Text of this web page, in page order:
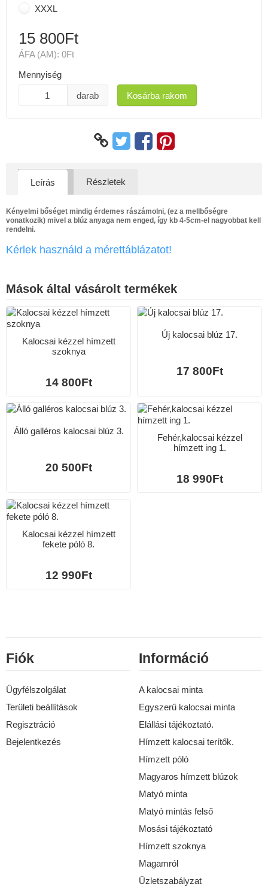
XXXL
15 800Ft
ÁFA (AM): 0Ft
Mennyiség
darab Kosárba rakom
Leírás Részletek
Kényelmi bőséget mindig érdemes rászámolni, (ez a mellbőségre
vonatkozik) mivel a blúz anyaga nem enged, így kb 4-5cm-el nagyobbat kell
rendelni.
Kérlek használd a mérettáblázatot!
Mások által vásárolt termékek
Kalocsai kézzel hímzett
szoknya
14 800Ft
Új kalocsai blúz 17.
17 800Ft
Álló galléros kalocsai blúz 3.
20 500Ft
Fehér,kalocsai kézzel
hímzett ing 1.
18 990Ft
Kalocsai kézzel hímzett
fekete póló 8.
12 990Ft
Fiók
Ügyfélszolgálat
Területi beállítások
Regisztráció
Bejelentkezés
Információ
A kalocsai minta
Egyszerű kalocsai minta
Elállási tájékoztató.
Hímzett kalocsai terítők.
Hímzett póló
Magyaros hímzett blúzok
Matyó minta
Matyó mintás felső
Mosási tájékoztató
Hímzett szoknya
Magamról
Üzletszabályzat